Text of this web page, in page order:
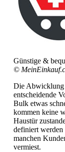
Günstige &
©
Die Abwicklung
entscheidende
Bulk etwas
kommen keine
Haustür
definiert werden
manchen
vermiest.